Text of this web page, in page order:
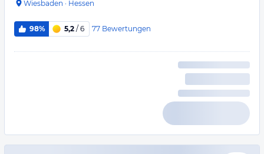
Wiesbaden · Hessen
98% 5,2 / 6 77 Bewertungen